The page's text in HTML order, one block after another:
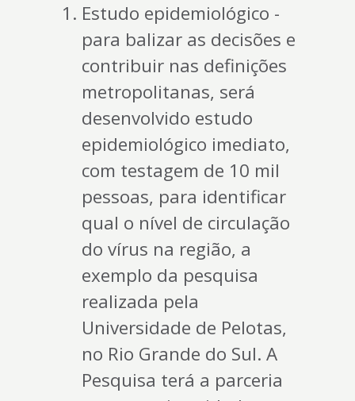
Estudo epidemiológico -
para balizar as decisões e
contribuir nas definições
metropolitanas, será
desenvolvido estudo
epidemiológico imediato,
com testagem de 10 mil
pessoas, para identificar
qual o nível de circulação
do vírus na região, a
exemplo da pesquisa
realizada pela
Universidade de Pelotas,
no Rio Grande do Sul. A
Pesquisa terá a parceria